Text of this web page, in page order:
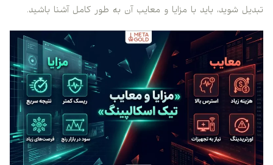
تبدیل شوید، باید با مزایا و معایب آن به طور کامل آشنا باشید.